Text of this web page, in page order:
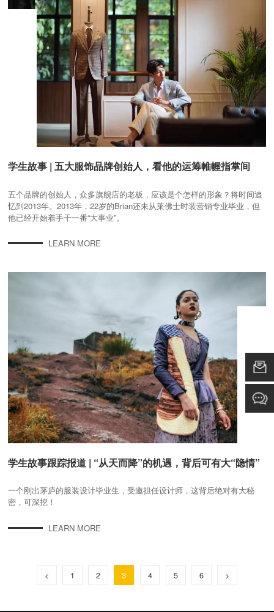
学生故事 | 五大服饰品牌创始人，看他的运筹帷幄指掌间
五个品牌的创始人，众多旗舰店的老板，应该是个怎样的形象？将时间追
忆到2013年。2013年，22岁的Brian还未从莱佛士时装营销专业毕业，但
他已经开始着手干一番“大事业”。
LEARN MORE
学生故事跟踪报道 | “从天而降”的机遇，背后可有大“隐情”
一个刚出茅庐的服装设计毕业生，受邀担任设计师，这背后绝对有大秘
密，可深挖！
LEARN MORE
< 1 2 3 4 5 6 >